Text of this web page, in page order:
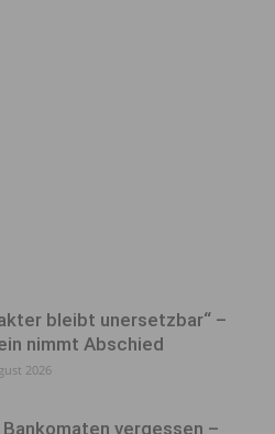
bleibt unersetzbar“ –
nimmt Abschied
2026
vergessen –